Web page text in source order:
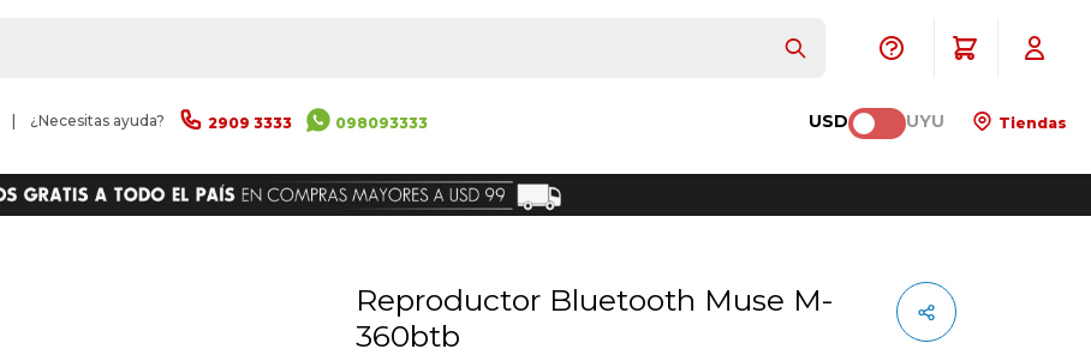
¿Necesitas ayuda? 2909 3333 098093333 USD UYU Tiendas
Reproductor Bluetooth Muse M-
360btb